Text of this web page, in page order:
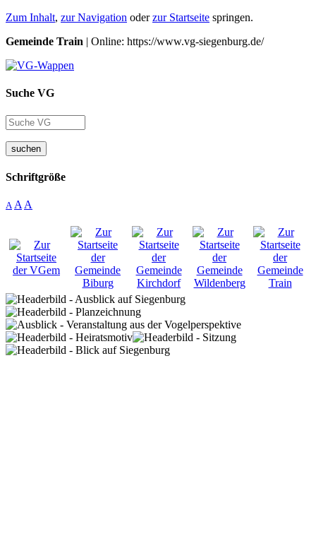
Zum Inhalt, zur Navigation oderzur Startseite springen.
Gemeinde Train | Online: https://www.vg-siegenburg.de/
Suche VG
suchen
Schriftgröße
A A A